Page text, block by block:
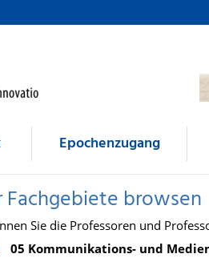
Epochenzugang
Fachgebiete browsen
Sie die Professoren und
05 Kommunikations- und